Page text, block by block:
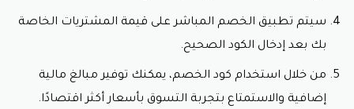
متجر “أمريكان إيجل” هو واحد من أشهر المتاجر عبر الإنترنت
والمتاجر الفعلية التي تقدم مجموعة متنوعة من الملابس
والإكسسوارات الرجالية والنسائية بأسلوب عصري وجودة
عالية. يتميز المتجر بشهرته وانتشاره العالمي، حيث يوفر
منتجاته في عدد من الدول حول العالم. فيما يلي قائمة
ببعض الدول التي توفر منتجات متجر “أمريكان إيجل”، ويمكن
سيتم تطبيق الخصم المباشر على قيمة المشتريات الخاصة
بك بعد إدخال الكود الصحيح.
من خلال استخدام كود الخصم، يمكنك توفير مبالغ مالية
إضافية والاستمتاع بتجربة التسوق بأسعار أكثر اقتصادًا.